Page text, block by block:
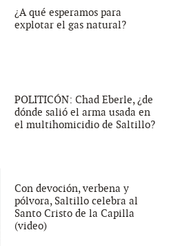
¿A qué esperamos para
explotar el gas natural?
POLITICÓN: Chad Eberle, ¿de
dónde salió el arma usada en
el multihomicidio de Saltillo?
Con devoción, verbena y
pólvora, Saltillo celebra al
Santo Cristo de la Capilla
(video)